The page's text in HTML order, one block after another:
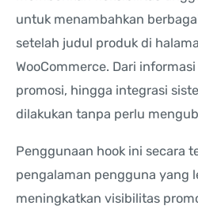
untuk menambahkan
setelah judul produk di
WooCommerce. Dari
promosi, hingga integrasi
dilakukan tanpa perlu
Penggunaan hook ini secara
pengalaman pengguna yang
meningkatkan visibilitas